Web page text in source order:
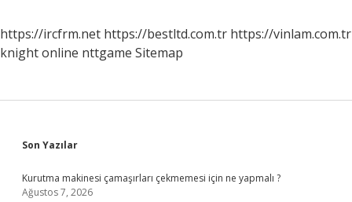
https://ircfrm.net https://bestltd.com.tr https://vinlam.com.tr
knight online nttgame Sitemap
Sidebar
Son Yazılar
Kurutma makinesi çamaşırları çekmemesi için ne yapmalı ?
Ağustos 7, 2026